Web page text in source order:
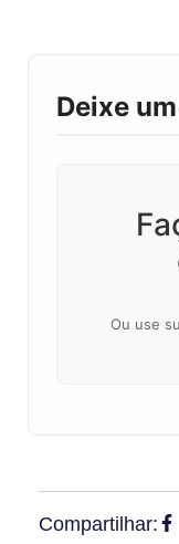
Deixe
Ou use
Compartilhar: